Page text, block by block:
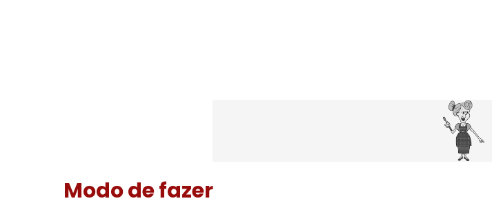
Modo de fazer